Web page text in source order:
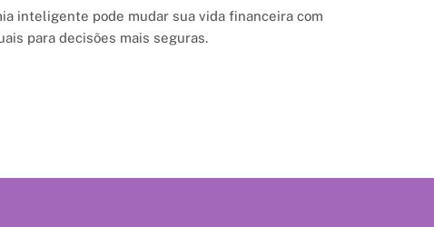
inteligente pode mudar sua vida financeira com
para decisões mais seguras.